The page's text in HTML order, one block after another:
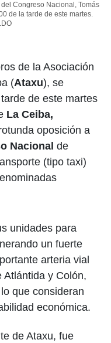
Congreso Nacional, Tomás
de la tarde de este martes.
de la Asociación
(Ataxu), se
de este martes
La Ceiba,
oposición a
Nacional de
(tipo taxi)
unidades para
un fuerte
arteria vial
Atlántida y Colón,
que consideran
económica.​
de Ataxu, fue